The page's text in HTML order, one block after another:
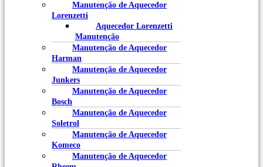
Manutenção de Aquecedor
Lorenzetti
Aquecedor Lorenzetti
Manutenção
Manutenção de Aquecedor
Harman
Manutenção de Aquecedor
Junkers
Manutenção de Aquecedor
Bosch
Manutenção de Aquecedor
Soletrol
Manutenção de Aquecedor
Komeco
Manutenção de Aquecedor